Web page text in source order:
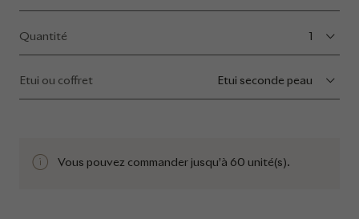
Quantité 1
etui seconde peau
Etui ou coffret
Vous pouvez commander jusqu’à 60 unité(s).